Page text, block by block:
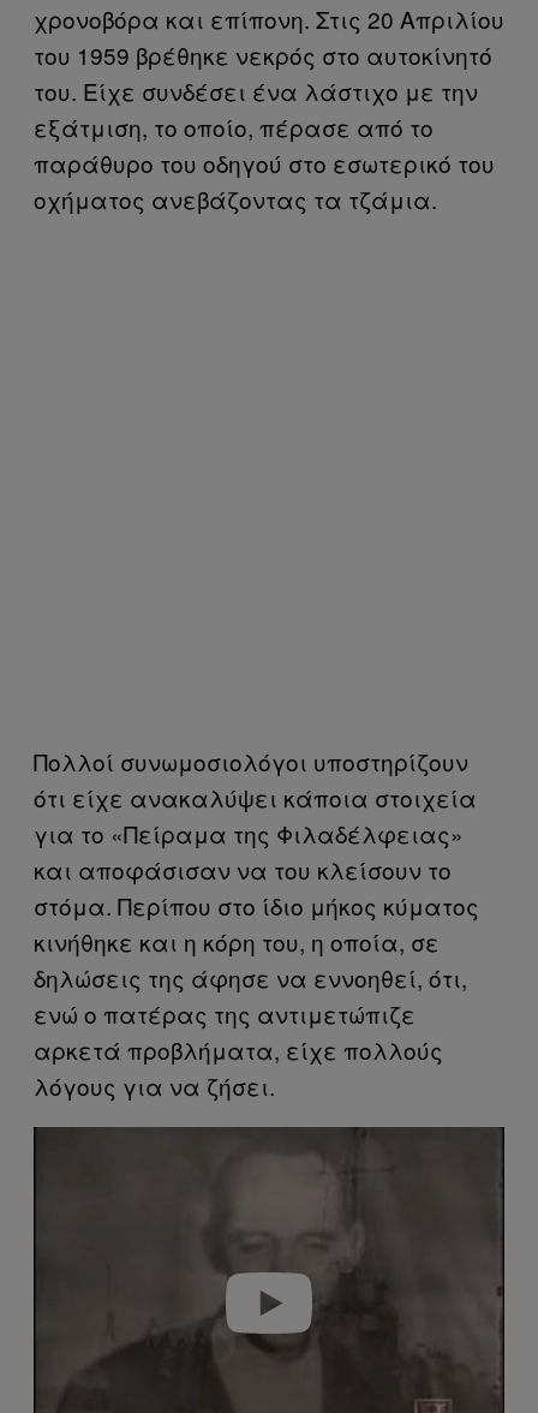
χρονοβόρα και επίπονη. Στις 20 Απριλίου
του 1959 βρέθηκε νεκρός στο αυτοκίνητό
του. Είχε συνδέσει ένα λάστιχο με την
εξάτμιση, το οποίο, πέρασε από το
παράθυρο του οδηγού στο εσωτερικό του
οχήματος ανεβάζοντας τα τζάμια.
Πολλοί συνωμοσιολόγοι υποστηρίζουν
ότι είχε ανακαλύψει κάποια στοιχεία
για το «Πείραμα της Φιλαδέλφειας»
και αποφάσισαν να του κλείσουν το
στόμα. Περίπου στο ίδιο μήκος κύματος
κινήθηκε και η κόρη του, η οποία, σε
δηλώσεις της άφησε να εννοηθεί, ότι,
ενώ ο πατέρας της αντιμετώπιζε
αρκετά προβλήματα, είχε πολλούς
λόγους για να ζήσει.
Play video